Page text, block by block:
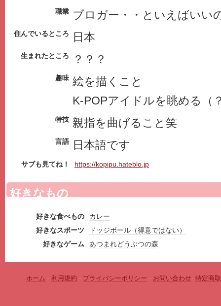
職業 ブロガー・・といえばいい
住んでいるところ 日本
生まれたところ ？？？
趣味 絵を描くこと
K‐POPアイドルを眺める（
特技 親指を曲げること笑
言語 日本語です
サブも見てね！ https://kopipu.hateblo.jp
好きなもの
好きな食べもの
カレー
好きなスポーツ
ドッジボール（得意ではない）
好きなゲーム
あつまれどうぶつの森
ホーム - 利用規約 - プライバシーポリシー - お問い合わせ- 特定商